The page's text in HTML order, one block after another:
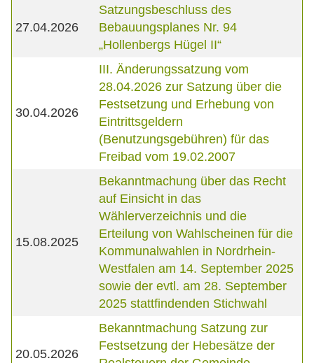
27.04.2026
Satzungsbeschluss des
Bebauungsplanes Nr. 94
„Hollenbergs Hügel II“
30.04.2026
III. Änderungssatzung vom
28.04.2026 zur Satzung über die
Festsetzung und Erhebung von
Eintrittsgeldern
(Benutzungsgebühren) für das
Freibad vom 19.02.2007
15.08.2025
Bekanntmachung über das Recht
auf Einsicht in das
Wählerverzeichnis und die
Erteilung von Wahlscheinen für die
Kommunalwahlen in Nordrhein-
Westfalen am 14. September 2025
sowie der evtl. am 28. September
2025 stattfindenden Stichwahl
20.05.2026
Bekanntmachung Satzung zur
Festsetzung der Hebesätze der